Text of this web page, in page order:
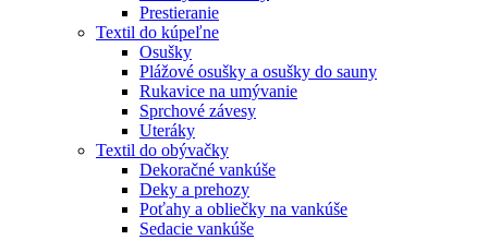
Prestieranie
Textil do kúpeľne
Osušky
Plážové osušky a osušky do sauny
Rukavice na umývanie
Sprchové závesy
Uteráky
Textil do obývačky
Dekoračné vankúše
Deky a prehozy
Poťahy a obliečky na vankúše
Sedacie vankúše